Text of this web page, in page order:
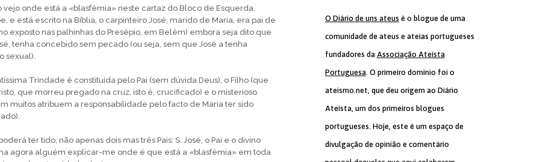
vejo onde está a «blasfémia» neste cartaz do Bloco de Esquerda.
e está escrito na Bíblia, o carpinteiro José, marido de Maria, era pai de
exposto nas palhinhas do Presépio, em Belém) embora seja dito que
tenha concebido sem pecado (ou seja, sem que José a tenha
sexual).
Trindade é constituída pelo Pai (sem dúvida Deus), o Filho (que
que morreu pregado na cruz, isto é, crucificado) e o misterioso
muitos atribuem a responsabilidade pelo facto de Maria ter sido
ter tido, não apenas dois mas três Pais: S. José, o Pai e o divino
agora alguém explicar-me onde é que está a «blasfémia» em toda
O Diário de uns ateus é o blogue de uma
comunidade de ateus e ateias portugueses
fundadores da Associação Ateísta
Portuguesa. O primeiro domínio foi o
ateismo.net, que deu origem ao Diário
Ateísta, um dos primeiros blogues
portugueses. Hoje, este é um espaço de
divulgação de opinião e comentário